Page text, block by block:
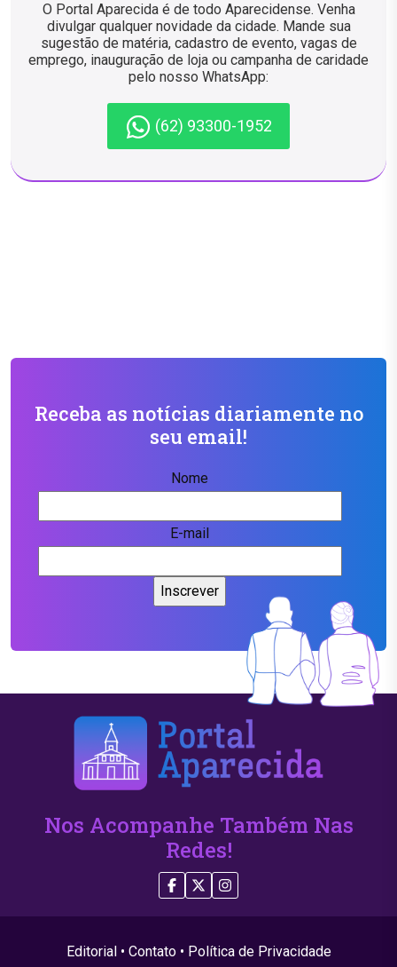
O Portal Aparecida é de todo Aparecidense. Venha
divulgar qualquer novidade da cidade. Mande sua
sugestão de matéria, cadastro de evento, vagas de
emprego, inauguração de loja ou campanha de caridade
pelo nosso WhatsApp:
(62) 93300-1952
Receba as notícias diariamente no
seu email!
Nome
E-mail
Nos Acompanhe Também Nas
Redes!
Editorial• Contato• Política de Privacidade